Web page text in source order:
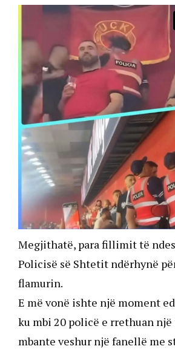
Megjithatë, para fillimit të
Policisë së Shtetit ndërhynë
flamurin.
E më vonë ishte një moment
ku mbi 20 policë e rrethuan
mbante veshur një fanellë me